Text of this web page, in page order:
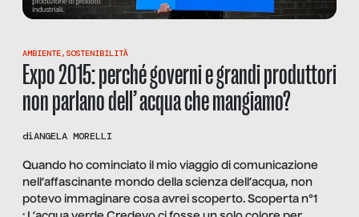
AMBIENTE, SOSTENIBILITÀ
Expo 2015: perché governi e grandi produttori
non parlano dell’ acqua che mangiamo?
diANGELA MORELLI
Quando ho cominciato il mio viaggio di comunicazione
nell’affascinante mondo della scienza dell’acqua, non
potevo immaginare cosa avrei scoperto. Scoperta n°1